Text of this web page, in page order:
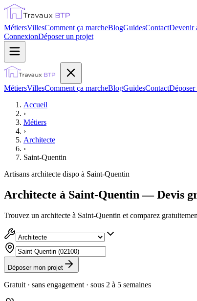
MétiersVillesComment ça marcheBlogGuidesContactDevenir
ConnexionDéposer un projet
MétiersVillesComment ça marcheBlogGuidesContact
Accueil
›
Métiers
›
Architecte
›
Saint-Quentin
Artisans architecte dispo à Saint-Quentin
Architecte à Saint-Quentin — Devis
Trouvez un architecte à Saint-Quentin et comparez
Déposer mon projet
Gratuit · sans engagement · sous 2 à 5 semaines